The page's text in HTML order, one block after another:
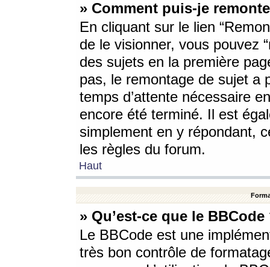
» Comment puis-je
En cliquant sur le lien
de le visionner, vous pouvez
des sujets en la première
pas, le remontage de sujet a
temps d’attente nécessaire
encore été terminé. Il est
simplement en y répondant,
les règles du forum.
Haut
» Qu’est-ce que le BBCode
Le BBCode est une
très bon contrôle de